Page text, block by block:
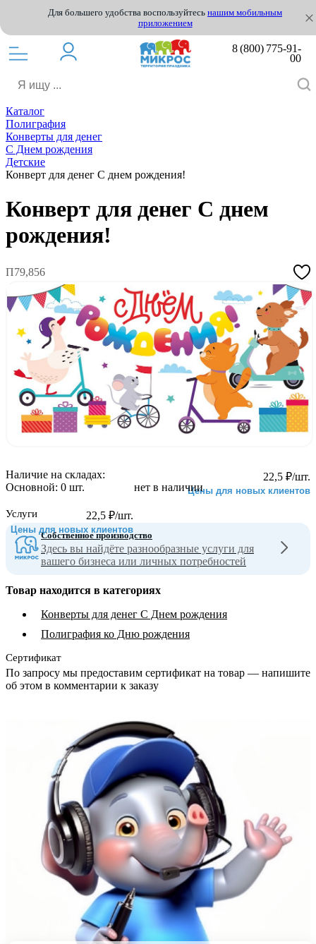
Для большего удобства воспользуйтесь нашим мобильным
приложением
8 (800) 775-91-
00
Каталог
Полиграфия
Конверты для денег
С Днем рождения
Детские
Конверт для денег С днем рождения!
Конверт для денег С днем
рождения!
П79,856
22,5 ₽/шт.
Цены для новых клиентов
нет в наличии
22,5 ₽/шт.
Цены для новых клиентов
Наличие на складах:
Основной: 0 шт.
Услуги
Собственное производство
Здесь вы найдёте разнообразные услуги для
вашего бизнеса или личных потребностей
Товар находится в категориях
Конверты для денег С Днем рождения
Полиграфия ко Дню рождения
Сертификат
По запросу мы предоставим сертификат на товар — напишите
об этом в комментарии к заказу